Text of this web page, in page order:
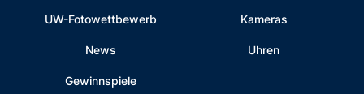
UW-Fotowettbewerb
News
Gewinnspiele
Kameras
Uhren